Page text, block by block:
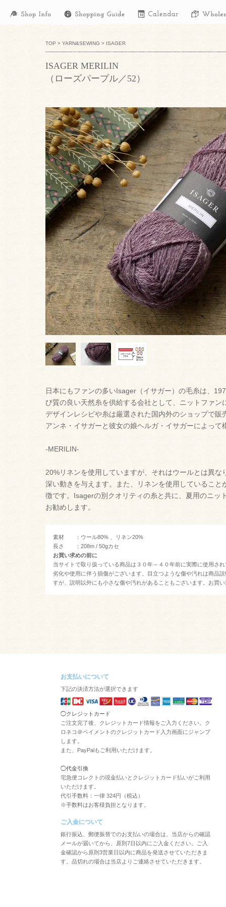
TOP > YARN&SEWING > ISAGER
ISAGER MERILIN
（ローズパープル／52）
日本にもファンの多いIsager（イサガー）の毛糸は、
び質の良い天然糸を供給する会社として、ニットファン
デザインレシピや糸は厳選された国内外のショップで
アンネ・イサガーと彼女の娘ヘルガ・イサガーによって
-MERILIN-
20%リネンを使用していますが、それはウールとは異
深い動きを与えます。また、リネンを使用しているこ
徴です。Isagerの別クオリティの糸と共に、夏用のニッ
お勧めします。
素材 ：ウール80% 、リネン20%
長さ ：208m / 50gカセ
お買い求めの前に
当サイトで取り扱っている商品は３０年～４０年前に実際に使用さ
劣化や使用に伴う損傷がございます。目立つような傷や汚れは商品
すが、説明以外にも小さな傷や汚れがあることもございます。お買
お支払いについて
下記の決済方法が選択できます
◯クレジットカード
ご注文完了後、クレジットカード情報をご入力ください。ク
ロネコ＠ペイメントのクレジットカード入力画面にジャンプ
します。
また、PayPalもご利用いただけます。
◯代金引換
宅急便コレクトの現金払いとクレジットカード払いがご利用
いただけます。
代引手数料：一律 324円（税込）
※手数料はお客様負担となります。
ご入金について
銀行振込、郵便振替でのお支払いの場合は、当店からの確認
メールが届いてから、原則7日以内にご入金ください。ご入
金確認から原則3営業日以内に商品を発送させていただきま
す。品切れの場合は当店よりご連絡させていただきます。